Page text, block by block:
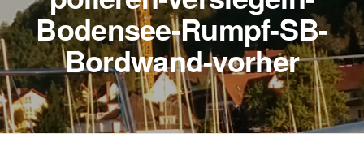
Bodensee-Rumpf-SB-
Bordwand-vorher